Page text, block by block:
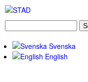
to
content
S
T
S
ek
Svenska
English